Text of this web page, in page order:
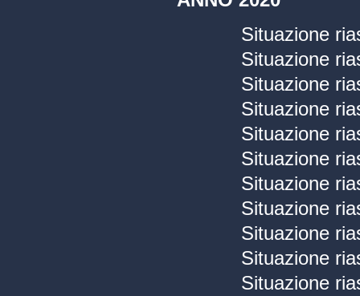
Situazione
Situazione
Situazione
Situazione
Situazione
Situazione
Situazione
Situazione
Situazione
Situazione
Situazione